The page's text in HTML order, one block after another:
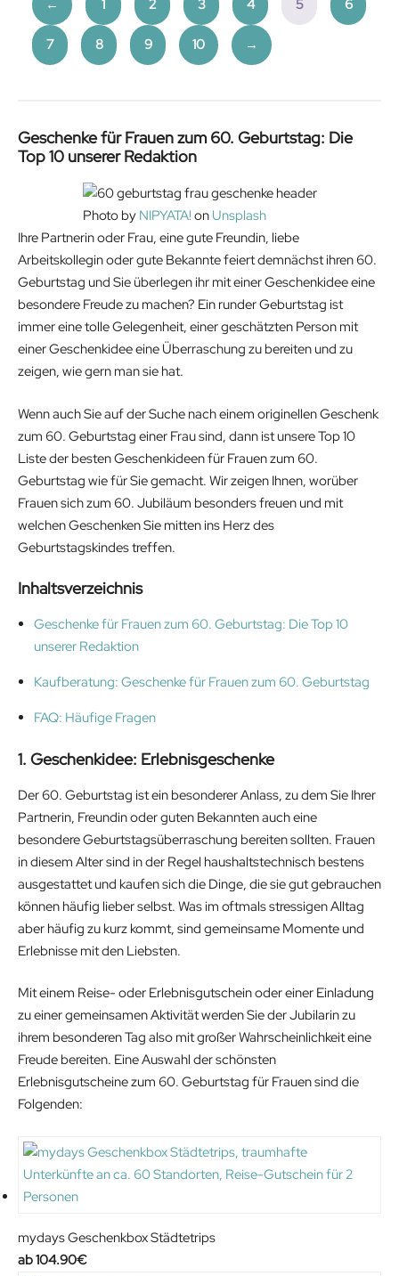
← 1 2 3 4 5 6
7 8 9 10 →
Geschenke für Frauen zum 60. Geburtstag: Die
Top 10 unserer Redaktion
Photo by NIPYATA! on Unsplash
Ihre Partnerin oder Frau, eine gute Freundin, liebe
Arbeitskollegin oder gute Bekannte feiert demnächst ihren 60.
Geburtstag und Sie überlegen ihr mit einer Geschenkidee eine
besondere Freude zu machen? Ein runder Geburtstag ist
immer eine tolle Gelegenheit, einer geschätzten Person mit
einer Geschenkidee eine Überraschung zu bereiten und zu
zeigen, wie gern man sie hat.
Wenn auch Sie auf der Suche nach einem originellen Geschenk
zum 60. Geburtstag einer Frau sind, dann ist unsere Top 10
Liste der besten Geschenkideen für Frauen zum 60.
Geburtstag wie für Sie gemacht. Wir zeigen Ihnen, worüber
Frauen sich zum 60. Jubiläum besonders freuen und mit
welchen Geschenken Sie mitten ins Herz des
Geburtstagskindes treffen.
Inhaltsverzeichnis
Geschenke für Frauen zum 60. Geburtstag: Die Top 10
unserer Redaktion
Kaufberatung: Geschenke für Frauen zum 60. Geburtstag
FAQ: Häufige Fragen
1. Geschenkidee: Erlebnisgeschenke
Der 60. Geburtstag ist ein besonderer Anlass, zu dem Sie Ihrer
Partnerin, Freundin oder guten Bekannten auch eine
besondere Geburtstagsüberraschung bereiten sollten. Frauen
in diesem Alter sind in der Regel haushaltstechnisch bestens
ausgestattet und kaufen sich die Dinge, die sie gut gebrauchen
können häufig lieber selbst. Was im oftmals stressigen Alltag
aber häufig zu kurz kommt, sind gemeinsame Momente und
Erlebnisse mit den Liebsten.
Mit einem Reise- oder Erlebnisgutschein oder einer Einladung
zu einer gemeinsamen Aktivität werden Sie der Jubilarin zu
ihrem besonderen Tag also mit großer Wahrscheinlichkeit eine
Freude bereiten. Eine Auswahl der schönsten
Erlebnisgutscheine zum 60. Geburtstag für Frauen sind die
Folgenden:
mydays Geschenkbox Städtetrips
104.90€